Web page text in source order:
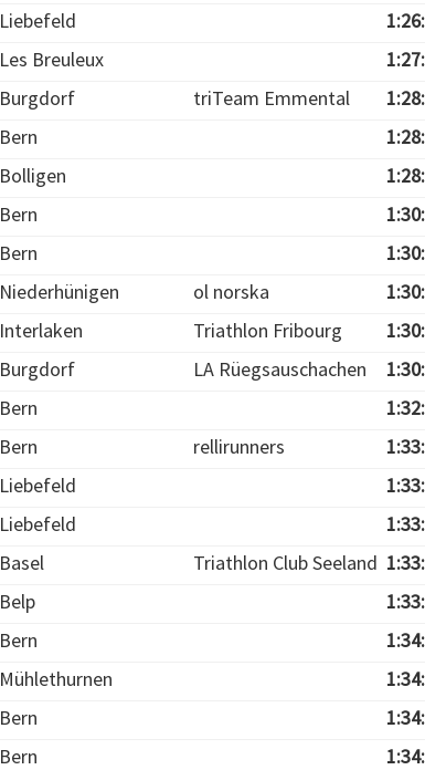
Liebefeld
Les Breuleux
Burgdorf triTeam Emmental
Bern
Bolligen
Bern
Bern
Niederhünigen ol norska
Interlaken Triathlon Fribourg
Burgdorf LA Rüegsauschachen
Bern
Bern rellirunners
Liebefeld
Liebefeld
Basel Triathlon Club Seeland
Belp
Bern
Mühlethurnen
Bern
Bern